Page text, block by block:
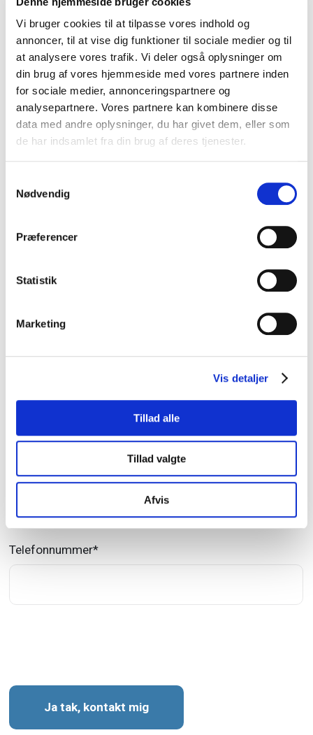
Vi bruger cookies til at tilpasse vores indhold og
annoncer, til at vise dig funktioner til sociale medier og til
at analysere vores trafik. Vi deler også oplysninger om
din brug af vores hjemmeside med vores partnere inden
for sociale medier, annonceringspartnere og
analysepartnere. Vores partnere kan kombinere disse
data med andre oplysninger, du har givet dem, eller som
de har indsamlet fra din brug af deres tjenester.
Nødvendig
Præferencer
Statistik
Marketing
Vis detaljer
Tillad alle
Tillad valgte
Afvis
som bedst matcher din løsning.
vide
vores
ISAE
Vil du vide mere om
formular, hvis du ønsker at høre mere om vores proces
Dit navn*
E-mailadresse*
Telefonnummer*
Ja tak, kontakt mig